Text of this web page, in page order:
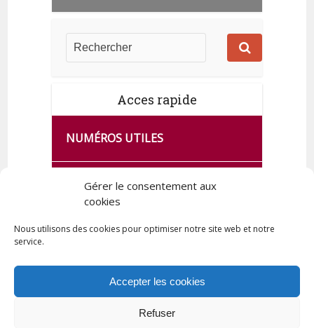
Gérer le consentement aux
cookies
Nous utilisons des cookies pour optimiser notre site web et notre
service.
Accepter les cookies
Refuser
Acces rapide
NUMÉROS UTILES
CA SE PASSE À FRANCE SERVICES
DE QUINGEY
Tous droits réservés © 2023 Commune de Quingey / Création -